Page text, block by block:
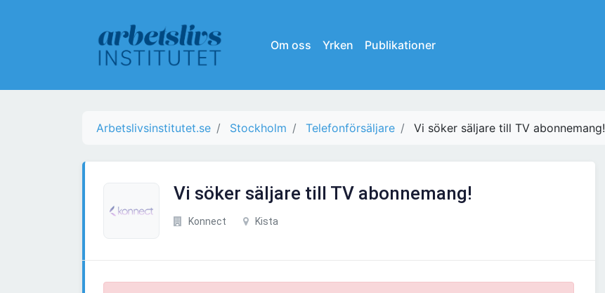
Om oss Yrken Publikationer
Arbetslivsinstitutet.se Stockholm Telefonförsäljare Vi söker säljare till TV abonnemang!
Vi söker säljare till TV abonnemang!
Konnect Kista